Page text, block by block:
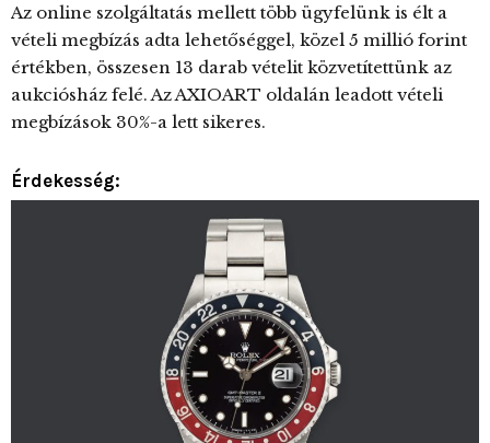
Az online szolgáltatás mellett több ügyfelünk is élt a
vételi megbízás adta lehetőséggel, közel 5 millió forint
értékben, összesen 13 darab vételit közvetítettünk az
aukciósház felé. Az AXIOART oldalán leadott vételi
megbízások 30%-a lett sikeres.
Érdekesség: